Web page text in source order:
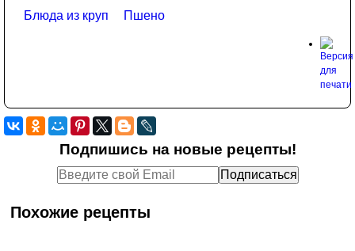
Блюда из круп
Пшено
Подпишись на новые рецепты!
Похожие рецепты